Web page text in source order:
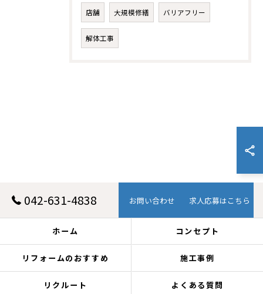
店舗 大規模修繕 バリアフリー
解体工事
042-631-4838 お問い合わせ 求人応募はこちら
ホーム コンセプト
リフォームのおすすめ 施工事例
リクルート よくある質問